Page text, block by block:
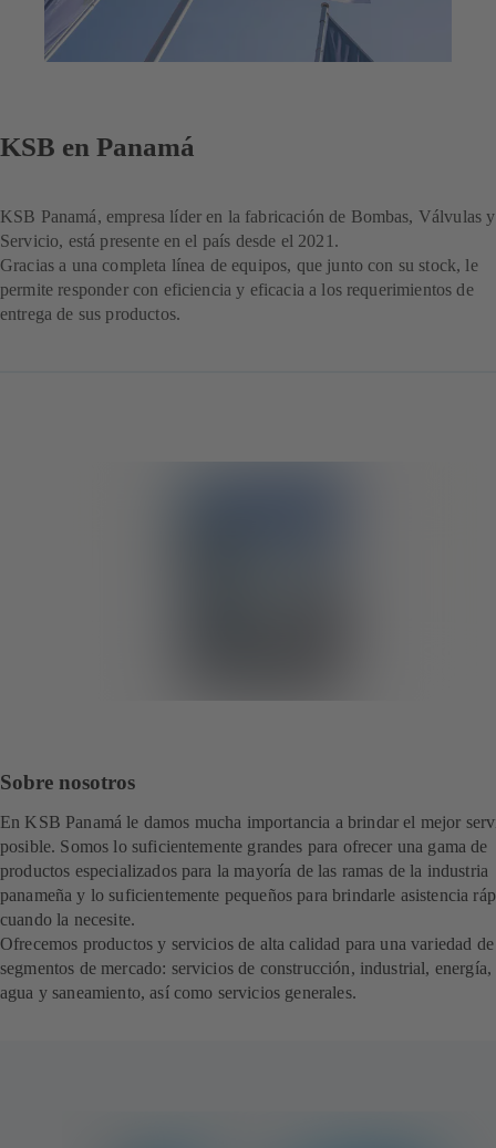
KSB en Panamá
KSB Panamá, empresa líder en la fabricación de Bombas, Válvulas y
Servicio, está presente en el país desde el 2021.
Gracias a una completa línea de equipos, que junto con su stock, le
permite responder con eficiencia y eficacia a los requerimientos de
entrega de sus productos.
Sobre nosotros
En KSB Panamá le damos mucha importancia a brindar el mejor
posible. Somos lo suficientemente grandes para ofrecer una gama de
productos especializados para la mayoría de las ramas de la industria
panameña y lo suficientemente pequeños para brindarle asistencia
cuando la necesite.
Ofrecemos productos y servicios de alta calidad para una variedad de
segmentos de mercado: servicios de construcción, industrial, energía,
agua y saneamiento, así como servicios generales.